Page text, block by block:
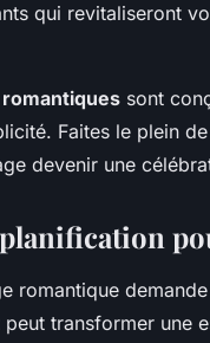
qui revitaliseront
sont
Faites le plein
devenir une
romantique
peut transformer une